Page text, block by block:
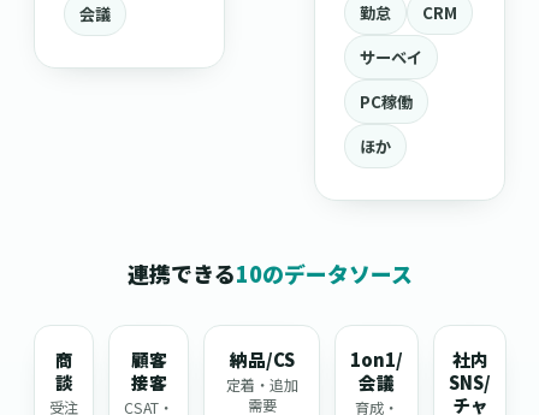
会議
勤怠
CRM
サーベイ
PC稼働
ほか
連携できる10のデータソース
商
談
受注
顧客
接客
CSAT・
納品/CS
定着・追加
需要
1on1/
会議
育成・
社内
SNS/
チャ